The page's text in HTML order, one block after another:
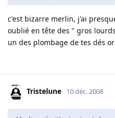
c'est bizarre merlin, j'ai
oublié en tête des " gros
un des plombage de tes dés
Tristelune 10 déc. 2008